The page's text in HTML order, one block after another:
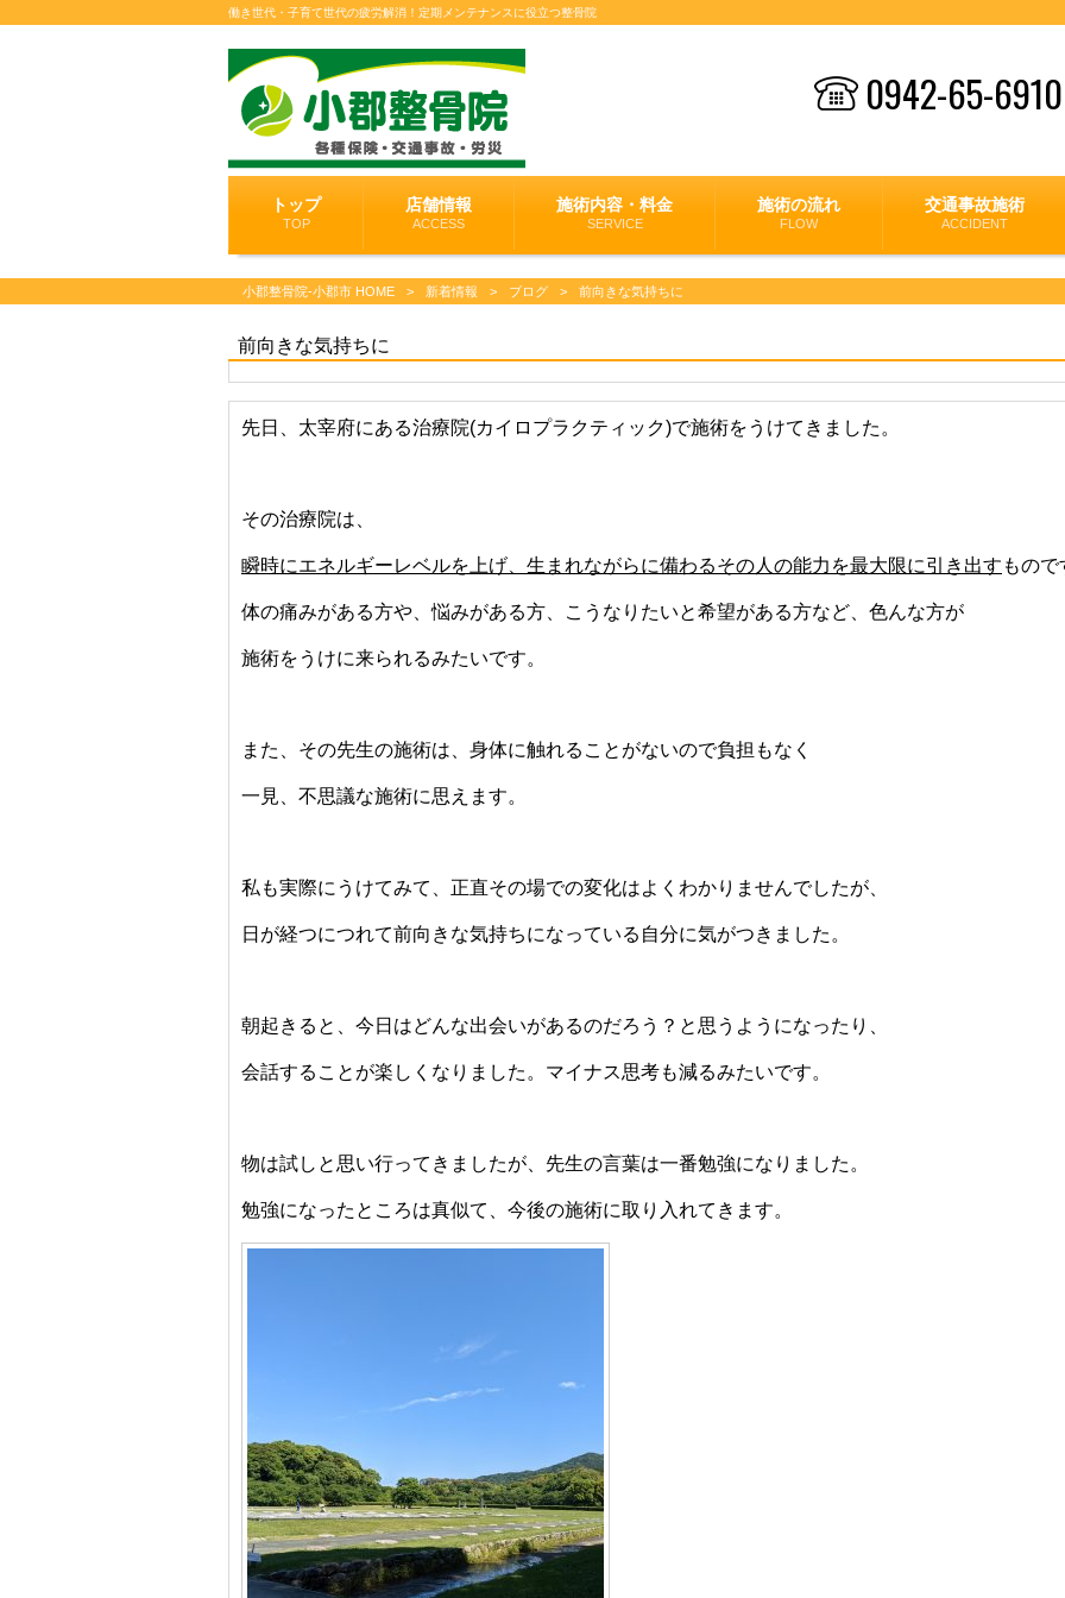
働き世代・子育て世代の疲労解消！定期メンテナンスに役立つ整骨院
0942-65-6910
トップ
TOP
店舗情報
ACCESS
施術内容・料金
SERVICE
施術の流れ
FLOW
交通事故施術
ACCIDENT
小郡整骨院-小郡市 HOME > 新着情報 > ブログ > 前向きな気持ちに
前向きな気持ちに
先日、太宰府にある治療院(カイロプラクティック)で施術をうけてきました。
その治療院は、
瞬時にエネルギーレベルを上げ、生まれながらに備わるその人の能力を最大限に引き出す もので
体の痛みがある方や、悩みがある方、こうなりたいと希望がある方など、 色んな方が
施術をうけに来られるみたいです。
また、その先生の施術は、身体に触れることがないので負担もなく
一見、不思議な施術に思えます。
私も実際にうけてみて、正直その場での変化はよくわかりませんでしたが、
日が経つにつれて前向きな気持ちになっている自分に気がつきました。
朝起きると、今日はどんな出会いがあるのだろう？と思うようになったり、
会話することが楽しくなりました。マイナス思考も減るみたいです。
物は試しと思い行ってきましたが、先生の言葉は一番勉強になりました。
勉強になったところは真似て、今後の施術に取り入れてきます。